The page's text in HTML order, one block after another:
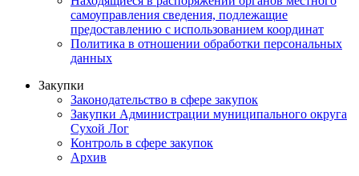
самоуправления сведения, подлежащие
предоставлению с использованием координат
Политика в отношении обработки персональных
данных
Закупки
Законодательство в сфере закупок
Закупки Администрации муниципального округа
Сухой Лог
Контроль в сфере закупок
Архив